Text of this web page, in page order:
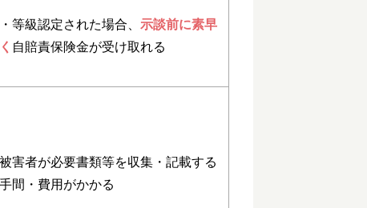
・等級認定された場合、 示談前に素早
く 自賠責保険金が受け取れる
被害者が必要書類等を収集・記載する
手間・費用がかかる